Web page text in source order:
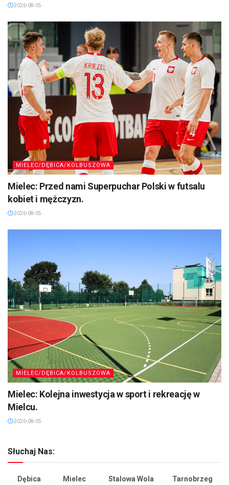
2026-08-05
MIELEC/DĘBICA/KOLBUSZOWA
Mielec: Przed nami Superpuchar Polski w futsalu
kobiet i mężczyzn.
2026-08-05
MIELEC/DĘBICA/KOLBUSZOWA
Mielec: Kolejna inwestycja w sport i rekreację w
Mielcu.
2026-08-05
Słuchaj Nas:
Dębica Mielec Stalowa Wola
Tarnobrzeg